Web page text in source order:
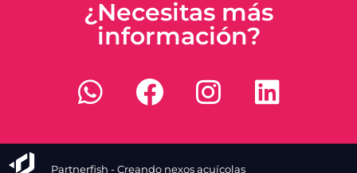
¿Necesitas más
información?
Partnerfish - Creando nexos acuícolas